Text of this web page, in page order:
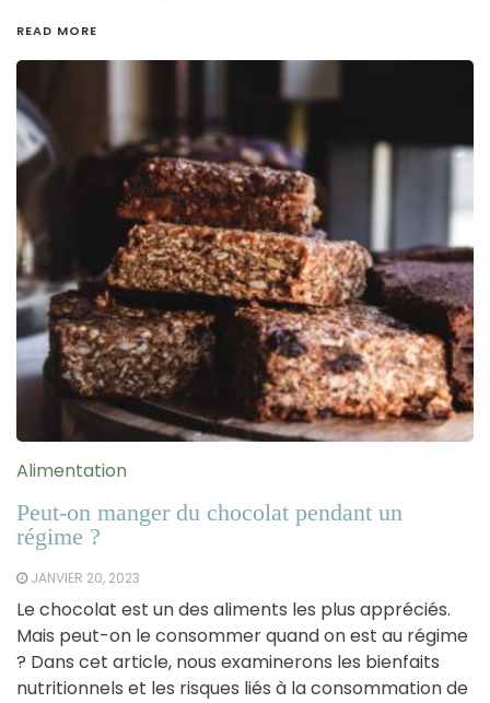
READ MORE
Alimentation
Peut-on manger du chocolat pendant un
régime ?
JANVIER 20, 2023
Le chocolat est un des aliments les plus appréciés.
Mais peut-on le consommer quand on est au régime
? Dans cet article, nous examinerons les bienfaits
nutritionnels et les risques liés à la consommation de